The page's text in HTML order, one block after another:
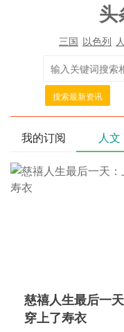
头
三国 以色列
搜索最新资讯
我的订阅 人文
慈禧人生最后一
穿上了寿衣